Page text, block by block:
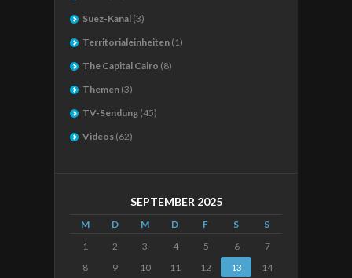
Suez-Kanal (3)
Territorialeinheiten (1)
The Capital Cairo (8)
Themen (3)
TV-Sendung (45)
Videos (62)
SEPTEMBER 2025
M D M D F S
S
1
2 3 4 5 6
7
8
9 10 11 12 13
14